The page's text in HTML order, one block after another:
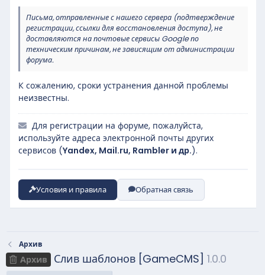
Письма, отправленные с нашего сервера (подтверждение
регистрации, ссылки для восстановления доступа), не
доставляются на почтовые сервисы Google по
техническим причинам, не зависящим от администрации
форума.
К сожалению, сроки устранения данной проблемы
неизвестны.
Для регистрации на форуме, пожалуйста,
используйте адреса электронной почты других
сервисов (Yandex, Mail.ru, Rambler и др.).
Условия и правила Обратная связь
Архив
Архив Слив шаблонов [GameCMS] 1.0.0